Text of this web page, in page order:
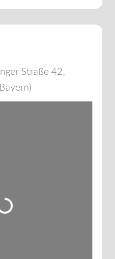
Straße 42,
Bayern)
…